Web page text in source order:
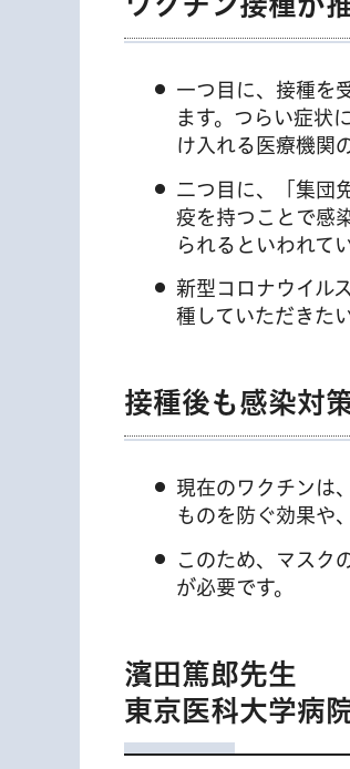
一つ目に、接種を
ます。つらい症状
け入れる医療機関
二つ目に、「集団
疫を持つことで感
られるといわれて
新型コロナウイル
種していただきた
接種後も感染対
現在のワクチンは
ものを防ぐ効果や
このため、マスク
が必要です。
濱田篤郎先生
東京医科大学病